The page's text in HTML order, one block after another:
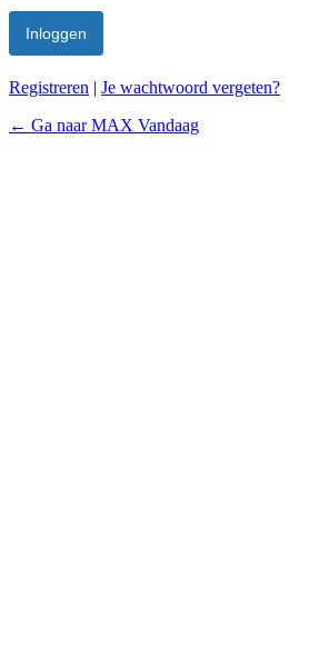
Registreren | Je wachtwoord vergeten?
← Ga naar MAX Vandaag